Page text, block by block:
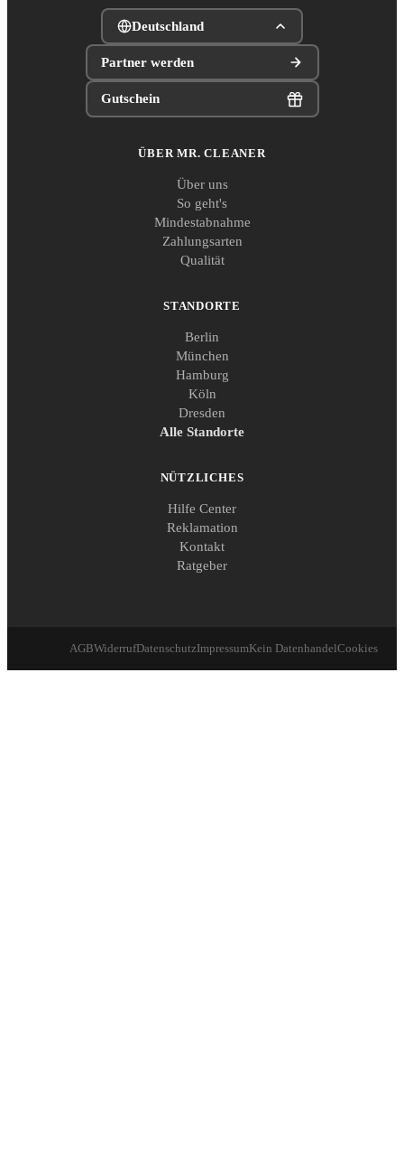
Deutschland
Partner werden
Gutschein
ÜBER MR. CLEANER
Über uns
So geht's
Mindestabnahme
Zahlungsarten
Qualität
STANDORTE
Berlin
München
Hamburg
Köln
Dresden
Alle Standorte
NÜTZLICHES
Hilfe Center
Reklamation
Kontakt
Ratgeber
AGBWiderrufDatenschutzImpressumKein DatenhandelCookies